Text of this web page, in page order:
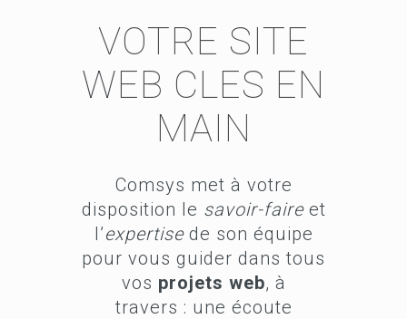
VOTRE SITE
WEB CLES EN
MAIN
Comsys met à votre
disposition le savoir-faireet
l’expertisede son équipe
pour vous guider dans tous
vos projets web, à
travers : une écoute